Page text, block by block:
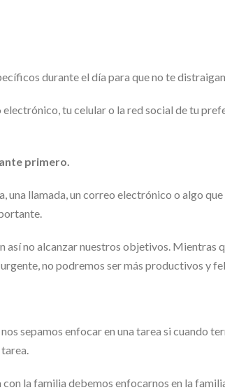
durante el día para que no te
tu celular o la red social de tu
primero.
llamada, un correo electrónico o algo que
así no alcanzar nuestros objetivos. Mientras
no podremos ser más productivos y
sepamos enfocar en una tarea si cuando
la familia debemos enfocarnos en la